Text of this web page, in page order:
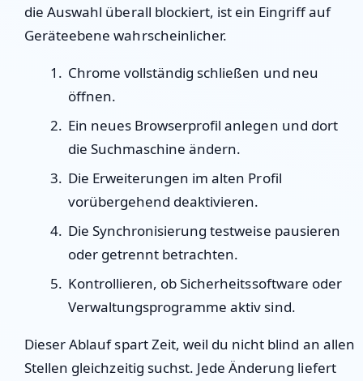
die Auswahl überall blockiert, ist ein Eingriff auf
Geräteebene wahrscheinlicher.
Chrome vollständig schließen und neu
öffnen.
Ein neues Browserprofil anlegen und dort
die Suchmaschine ändern.
Die Erweiterungen im alten Profil
vorübergehend deaktivieren.
Die Synchronisierung testweise pausieren
oder getrennt betrachten.
Kontrollieren, ob Sicherheitssoftware oder
Verwaltungsprogramme aktiv sind.
Dieser Ablauf spart Zeit, weil du nicht blind an allen
Stellen gleichzeitig suchst. Jede Änderung liefert